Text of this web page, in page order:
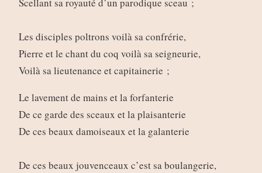
Scellant sa royauté d’un parodique sceau ;
Les disciples poltrons voilà sa confrérie,
Pierre et le chant du coq voilà sa seigneurie,
Voilà sa lieutenance et capitainerie ;
Le lavement de mains et la forfanterie
De ce garde des sceaux et la plaisanterie
De ces beaux damoiseaux et la galanterie
De ces beaux jouvenceaux c’est sa boulangerie,